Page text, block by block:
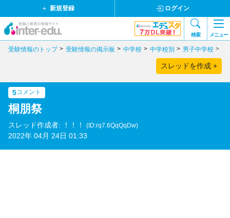
新規登録 ログイン
検索 メニュー
受験情報のトップ 受験情報の掲示板 中学校 中学校別 男子中学校
スレッドを作成 +
5コメント
桐朋祭
スレッド作成者: ！！！ (ID:rq7.6QqQqDw)
2022年 04月 24日 01:33